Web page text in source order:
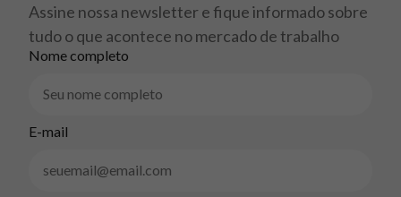
Assine nossa newsletter e fique informado sobre
tudo o que acontece no mercado de trabalho
Nome completo
E-mail